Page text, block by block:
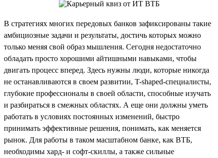
В стратегиях многих передовых банков зафиксированы такие
амбициозные задачи и результаты, достичь которых можно
только меняя свой образ мышления. Сегодня недостаточно
обладать просто хорошими айтишными навыками, чтобы
двигать процесс вперед. Здесь нужны люди, которые никогда
не останавливаются в своем развитии, T-shaped-специалисты,
глубокие профессионалы в своей области, способные изучать
и разбираться в смежных областях. А еще они должны уметь
работать в условиях постоянных изменений, быстро
принимать эффективные решения, понимать, как меняется
рынок. Для работы в таком масштабном банке, как ВТБ,
необходимы хард- и софт-скиллы, а также сильные